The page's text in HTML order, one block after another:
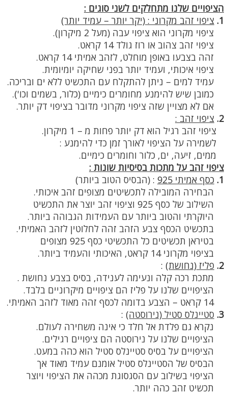
הציפויים שלנו מתחלקים לשני סוגים :
1. ציפוי זהב מקרוני : (יקר יותר – עמיד יותר)
ציפוי מקרוני הוא ציפוי עבה (מעל 2 מיקרון).
ציפוי זהב צהוב או רוז גולד 14 קראט.
זהה בצבעו באופן מוחלט, לזהב אמיתי 14 קראט.
ציפוי איכותי, ועמיד יותר בפני שחיקה יומיומית.
עמיד למים – ניתן להתקלח עם התכשיט ללא ים ובריכה.
כמובן שיש להימנע מחומרים כימיים (כלור, בשמים וכו').
אם לא מצויין שזה ציפוי מקרוני מדובר בציפוי דק יותר.
2. ציפוי זהב :
ציפוי זהב רגיל הוא דק יותר פחות מ – 1 מיקרון.
לשמירה על הציפוי לאורך זמן כדי להימנע :
ממים, זיעה, ים, כלור וחומרים כימיים.
ציפוי זהב על מתכות בסיסיות שונות :
1. כסף אמיתי 925 : (הבסיס הטוב ביותר)
הבחירה המובילה לתכשיטים מצופים זהב איכותי.
השילוב של כסף 925 וציפוי זהב יוצר את התכשיט
היוקרתי והטוב ביותר עם העמידות הגבוהה ביותר.
בתכשיט הכסף צבע הזהב זהה לחלוטין לזהב האמיתי.
בטיראן תכשיטים כל התכשיטי כסף 925 מצופים
בציפוי מקרוני 14 קראט, האיכותי והעמיד ביותר.
2. פליז (נחושת) :
מתכת רכה קלה ונעימה לענידה, בסיס בצבע נחושת .
הציפויים שלנו על פליז הם ציפויים מיקרוניים בלבד.
14 קראט – הצבע בדומה לכסף זהה מאוד לזהב האמיתי.
3. סטיינלס סטיל (נירוסטה) :
נקרא גם פלדת אל חלד כי אינה משחירה לעולם.
הציפויים שלנו על נירוסטה הם ציפויים רגילים.
הציפויים על בסיס סטיינלס סטיל הוא כהה במעט.
הבסיס של הסטיינלס סטיל אומנם עמיד מאוד אך
הציפוי בשילוב עם הסגסוגת מכהה את הציפוי ויוצר
תכשיט זהב כהה יותר.